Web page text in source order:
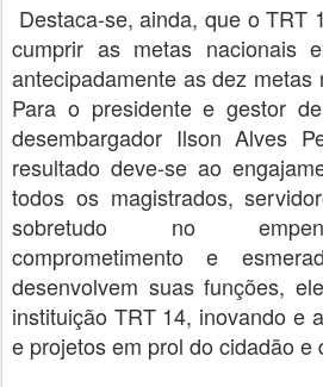
Destaca-se, ainda, que o TRT
cumprir as metas nacionais
antecipadamente as dez metas
Para o presidente e gestor
desembargador Ilson Alves
resultado deve-se ao
todos os magistrados,
sobretudo no
comprometimento e
desenvolvem suas funções,
instituição TRT 14, inovando e
e projetos em prol do cidadão e